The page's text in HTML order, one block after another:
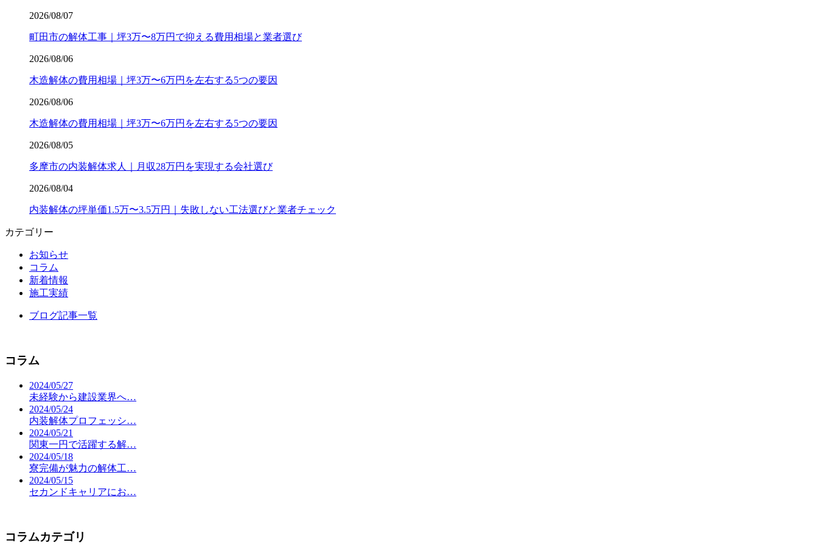
2026/08/07
町田市の解体工事｜坪3万〜8万円で抑える費用相場と業者選び
2026/08/06
木造解体の費用相場｜坪3万〜6万円を左右する5つの要因
2026/08/06
木造解体の費用相場｜坪3万〜6万円を左右する5つの要因
2026/08/05
多摩市の内装解体求人｜月収28万円を実現する会社選び
2026/08/04
内装解体の坪単価1.5万〜3.5万円｜失敗しない工法選びと業者チェック
カテゴリー
お知らせ
コラム
新着情報
施工実績
ブログ記事一覧
コラム
2024/05/27
未経験から建設業界へ…
2024/05/24
内装解体プロフェッシ…
2024/05/21
関東一円で活躍する解…
2024/05/18
寮完備が魅力の解体工…
2024/05/15
セカンドキャリアにお…
コラムカテゴリ